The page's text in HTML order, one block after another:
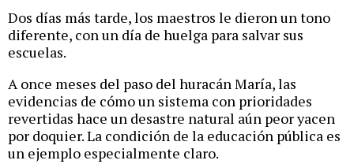
Dos días más tarde, los maestros le dieron un tono
diferente, con un día de huelga para salvar sus
escuelas.
A once meses del paso del huracán María, las
evidencias de cómo un sistema con prioridades
revertidas hace un desastre natural aún peor yacen
por doquier. La condición de la educación pública es
un ejemplo especialmente claro.